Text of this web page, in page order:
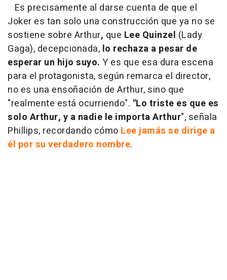
Es precisamente al darse cuenta de que el
Joker es tan solo una construcción que ya no se
sostiene sobre Arthur, que Lee Quinzel (Lady
Gaga), decepcionada, lo rechaza a pesar de
esperar un hijo suyo. Y es que esa dura escena
para el protagonista, según remarca el director,
no es una ensoñación de Arthur, sino que
"realmente está ocurriendo". "Lo triste es que es
solo Arthur, y a nadie le importa Arthur", señala
Phillips, recordando cómo Lee jamás se dirige a
él por su verdadero nombre.